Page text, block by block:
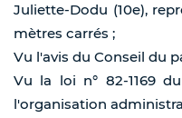
Juliette-Dodu (10e),
mètres carrés ;
Vu l'avis du Conseil du
Vu la loi n° 82-1169
l'organisation